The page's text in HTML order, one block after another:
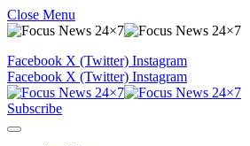
Close Menu
Facebook X (Twitter) Instagram
Facebook X (Twitter) Instagram
Subscribe